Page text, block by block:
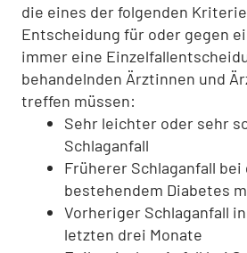
die eines der folgenden
Entscheidung für oder gegen
immer eine
behandelnden Ärztinnen und
treffen müssen:
Sehr leichter oder sehr
Schlaganfall
Früherer Schlaganfall
bestehendem Diabetes
Vorheriger Schlaganfall
letzten drei Monate